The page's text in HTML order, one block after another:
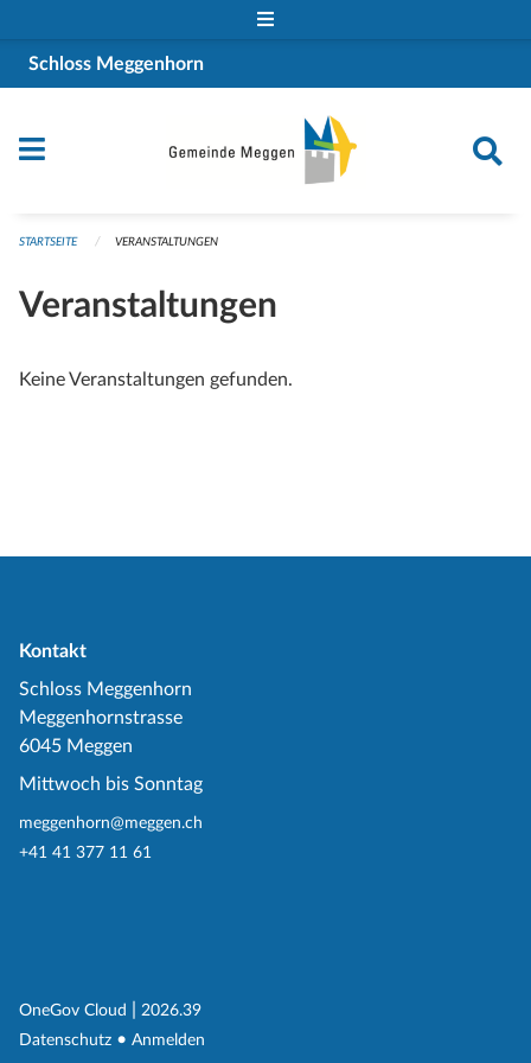
Schloss Meggenhorn
STARTSEITE VERANSTALTUNGEN
Veranstaltungen
Keine Veranstaltungen gefunden.
Kontakt
Schloss Meggenhorn
Meggenhornstrasse
6045 Meggen
Mittwoch bis Sonntag
meggenhorn@meggen.ch
+41 41 377 11 61
OneGov Cloud (External Link)
2026.39
Datenschutz (External Link)
Anmelden